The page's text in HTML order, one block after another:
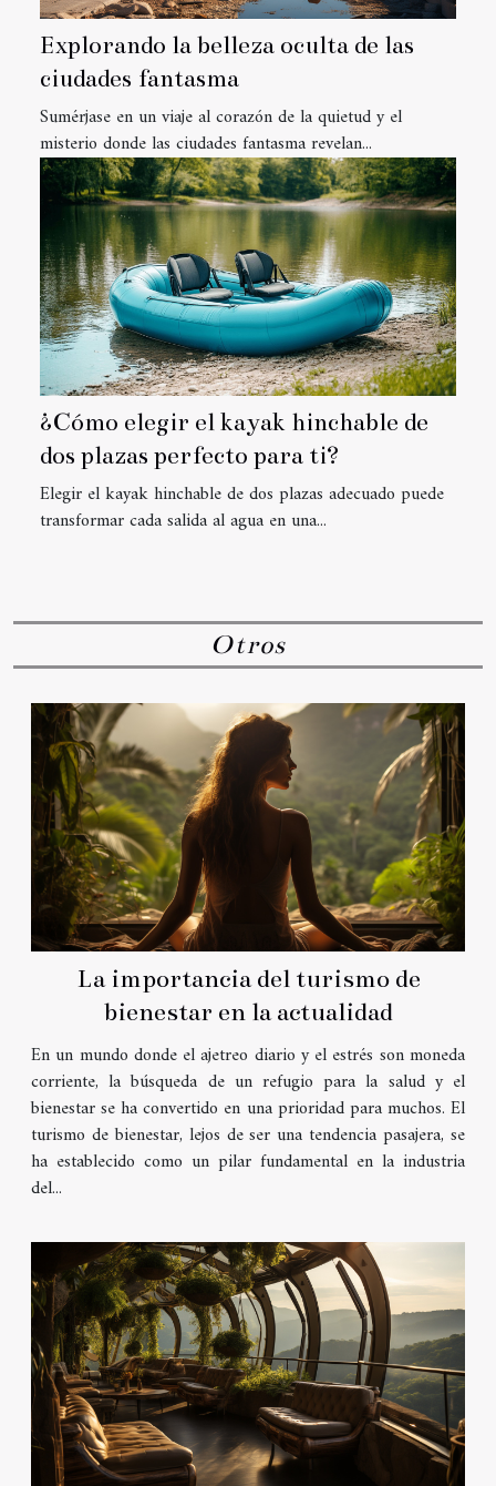
Explorando la belleza oculta de las
ciudades fantasma
Sumérjase en un viaje al corazón de la quietud y el
misterio donde las ciudades fantasma revelan...
¿Cómo elegir el kayak hinchable de
dos plazas perfecto para ti?
Elegir el kayak hinchable de dos plazas adecuado puede
transformar cada salida al agua en una...
Otros
La importancia del turismo de
bienestar en la actualidad
En un mundo donde el ajetreo diario y el estrés son moneda
corriente, la búsqueda de un refugio para la salud y el
bienestar se ha convertido en una prioridad para muchos. El
turismo de bienestar, lejos de ser una tendencia pasajera, se
ha establecido como un pilar fundamental en la industria
del...